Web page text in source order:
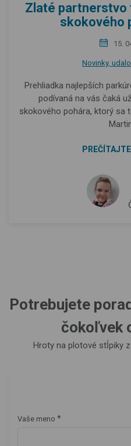
Zlaté partnerstvo
skokového
15.
Novinky,
Prehliadka najlepších
podívaná na vás čaká
skokového pohára, ktorý sa
Potrebujete
čokoľvek
Hroty na plotové stĺpiky
Vaše meno *